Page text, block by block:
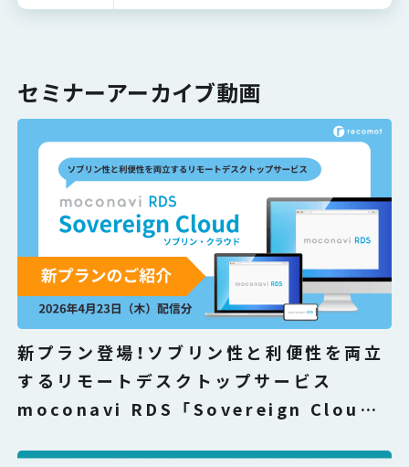
セミナーアーカイブ動画
新プラン登場！ソブリン性と利便性を両立
するリモートデスクトップサービス
moconavi RDS 「Sovereign Cloud」